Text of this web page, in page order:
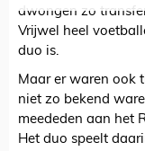
dwongen zo
Vrijwel heel
duo is.
Maar er waren ook
niet zo bekend
meededen aan het
Het duo speelt